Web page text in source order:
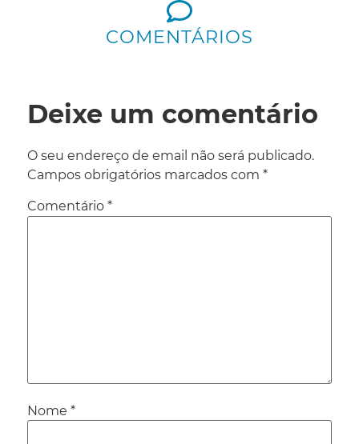
COMENTÁRIOS
Deixe um comentário
O seu endereço de email não será publicado.
Campos obrigatórios marcados com *
Comentário *
Nome *